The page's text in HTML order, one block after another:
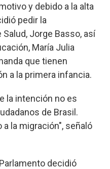
y debido a la alta
pedir la
Jorge Basso, así
María Julia
que tienen
a la primera infancia.
la intención no es
de Brasil.
a la migración", señaló
decidió